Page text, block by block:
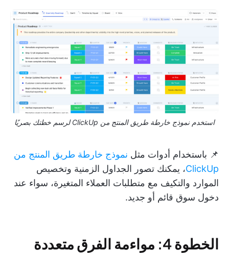
استخدم نموذج خارطة طريق المنتج من ClickUp لرسم خطتك بصريًا
📌 باستخدام أدوات مثل نموذج خارطة طريق المنتج من
ClickUp، يمكنك تصور الجداول الزمنية وتخصيص
الموارد والتكيف مع متطلبات العملاء المتغيرة، سواء عند
دخول سوق قائم أو جديد.
الخطوة 4: مواءمة الفرق متعددة